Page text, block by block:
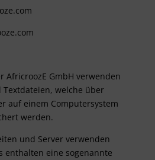
AfricroozE GmbH verwenden
Textdateien, welche über
auf einem Computersystem
werden.
und Server verwenden
enthalten eine sogenannte